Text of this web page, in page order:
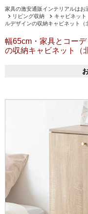
家具の激安通販インテリアルは
リビング収納
キャビネット
ルデザインの収納キャビネット（
幅65cm・家具とコー
の収納キャビネット（